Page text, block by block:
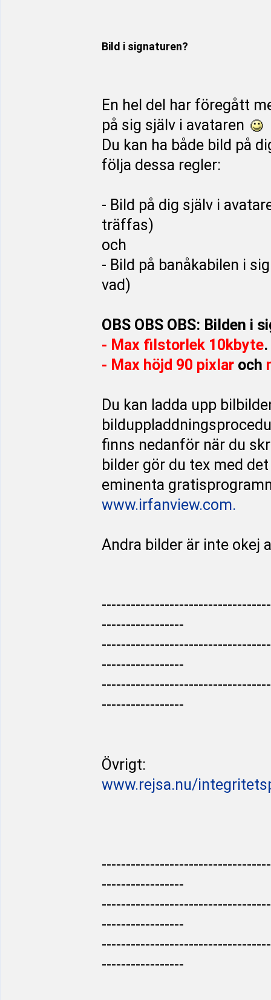
Bild i signaturen?
En hel del har föregått
på sig själv i avataren
Du kan ha både bild på
följa dessa regler:
- Bild på dig själv i
träffas)
och
- Bild på banåkabilen i
vad)
OBS OBS OBS: Bilden i
- Max filstorlek 10kbyte.
- Max höjd 90 pixlar och
Du kan ladda upp
finns nedanför när du
bilder gör du tex med det
eminenta
www.irfanview.com.
Andra bilder är inte okej
-----------------
-----------------
-----------------
Övrigt:
www.rejsa.nu/
-----------------
-----------------
-----------------